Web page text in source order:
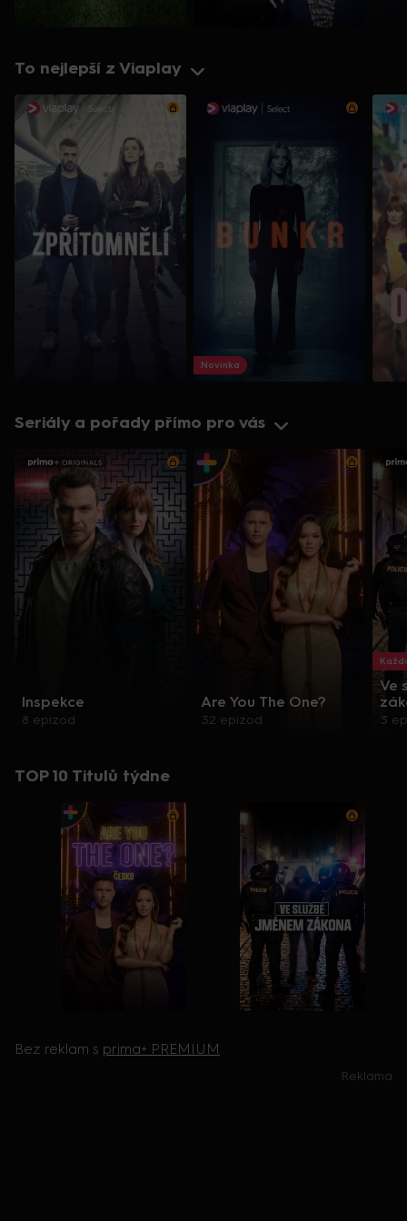
To nejlepší z Viaplay
Novinka
Seriály a pořady přímo pro vás
Inspekce
8 epizod
Are You The One?
32 epizod
Ve
3
TOP 10 Titulů týdne
Bez reklam s prima+ PREMIUM
Reklama